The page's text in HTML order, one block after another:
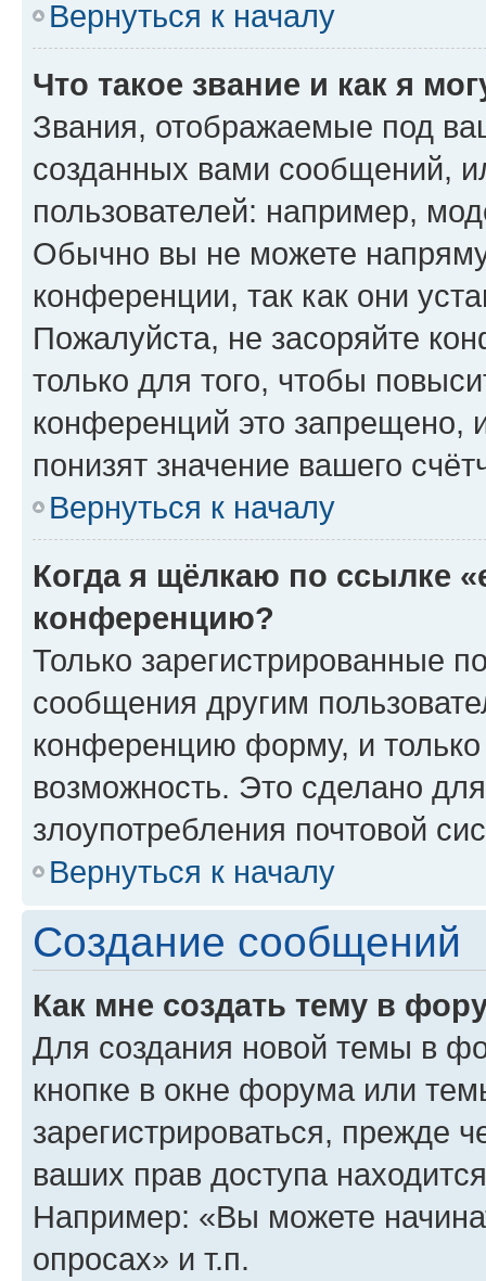
Вернуться к началу
Что такое звание и как я
Звания, отображаемые под
созданных вами сообщений,
пользователей: например,
Обычно вы не можете
конференции, так как они
Пожалуйста, не засоряйте
только для того, чтобы
конференций это запрещено,
понизят значение вашего
Вернуться к началу
Когда я щёлкаю по ссылке
конференцию?
Только зарегистрированные
сообщения другим
конференцию форму, и
возможность. Это сделано
злоупотребления почтовой
Вернуться к началу
Создание сообщений
Как мне создать тему в
Для создания новой темы в
кнопке в окне форума или
зарегистрироваться, прежде
ваших прав доступа
Например: «Вы можете
опросах» и т.п.